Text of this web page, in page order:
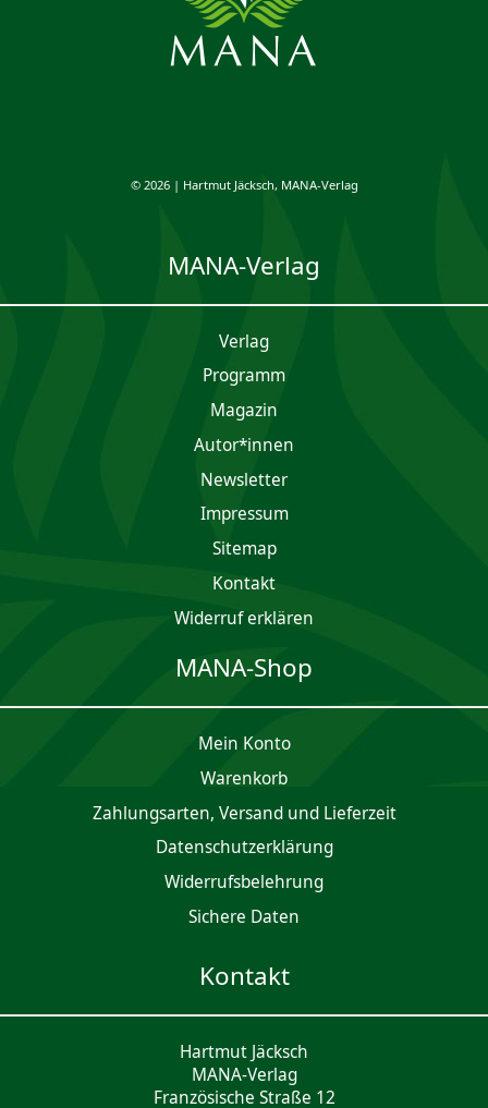
© 2026 | Hartmut Jäcksch, MANA-Verlag
MANA-Verlag
Verlag
Programm
Magazin
Autor*innen
Newsletter
Impres­sum
Sitemap
Kontakt
Widerruf erklären
MANA-Shop
Mein Konto
Waren­korb
Zahlungsarten, Versand und Lieferzeit
Daten­schutz­er­klärung
Widerrufsbelehrung
Sichere Daten
Kontakt
Hartmut Jäcksch
MANA-Verlag
Französische Straße 12